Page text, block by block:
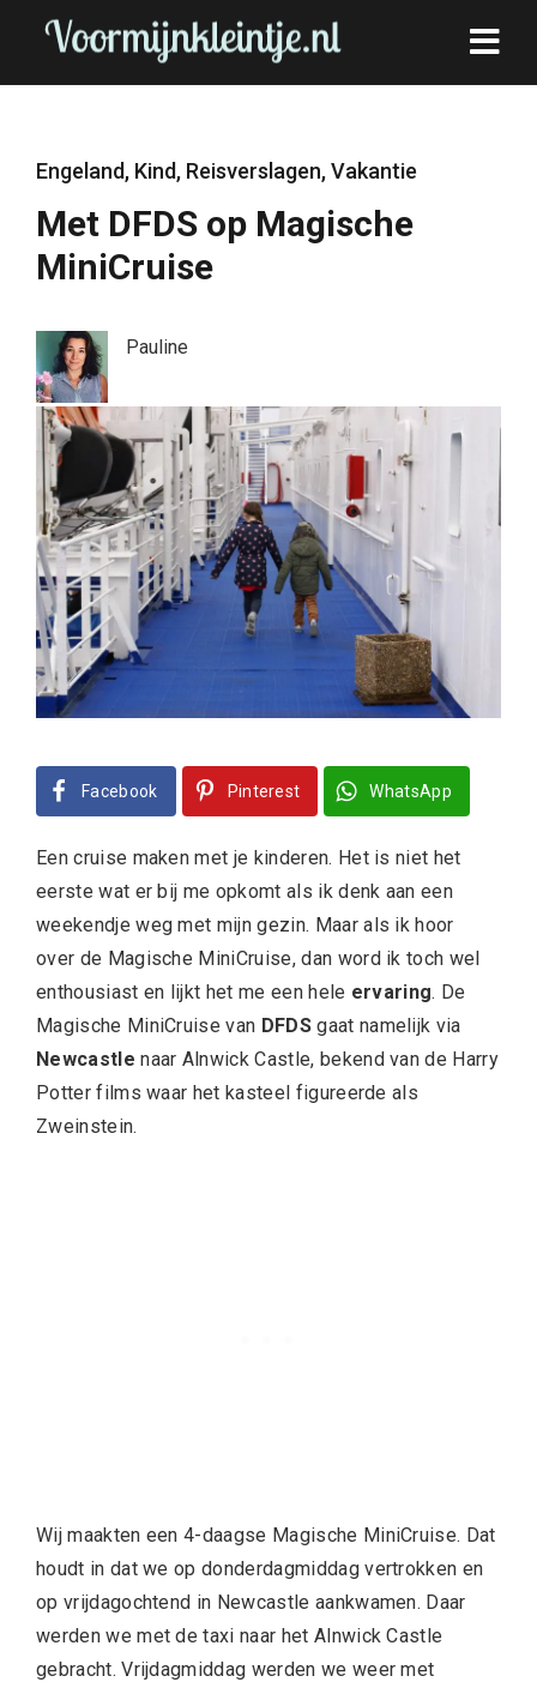
Engeland, Kind, Reisverslagen,Vakantie
Met DFDS op Magische
MiniCruise
Pauline
Facebook Pinterest WhatsApp
Een cruise maken met je kinderen. Het is niet het
eerste wat er bij me opkomt als ik denk aan een
weekendje weg met mijn gezin. Maar als ik hoor
over de Magische MiniCruise, dan word ik toch wel
enthousiast en lijkt het me een hele ervaring. De
Magische MiniCruise van DFDSgaat namelijk via
Newcastle naar Alnwick Castle, bekend van de Harry
Potter films waar het kasteel figureerde als
Zweinstein.
Wij maakten een 4-daagse Magische MiniCruise. Dat
houdt in dat we op donderdagmiddag vertrokken en
op vrijdagochtend in Newcastle aankwamen. Daar
werden we met de taxi naar het Alnwick Castle
gebracht. Vrijdagmiddag werden we weer met